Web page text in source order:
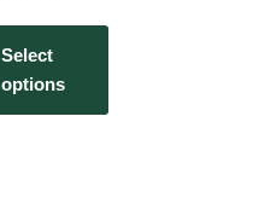
Select
options